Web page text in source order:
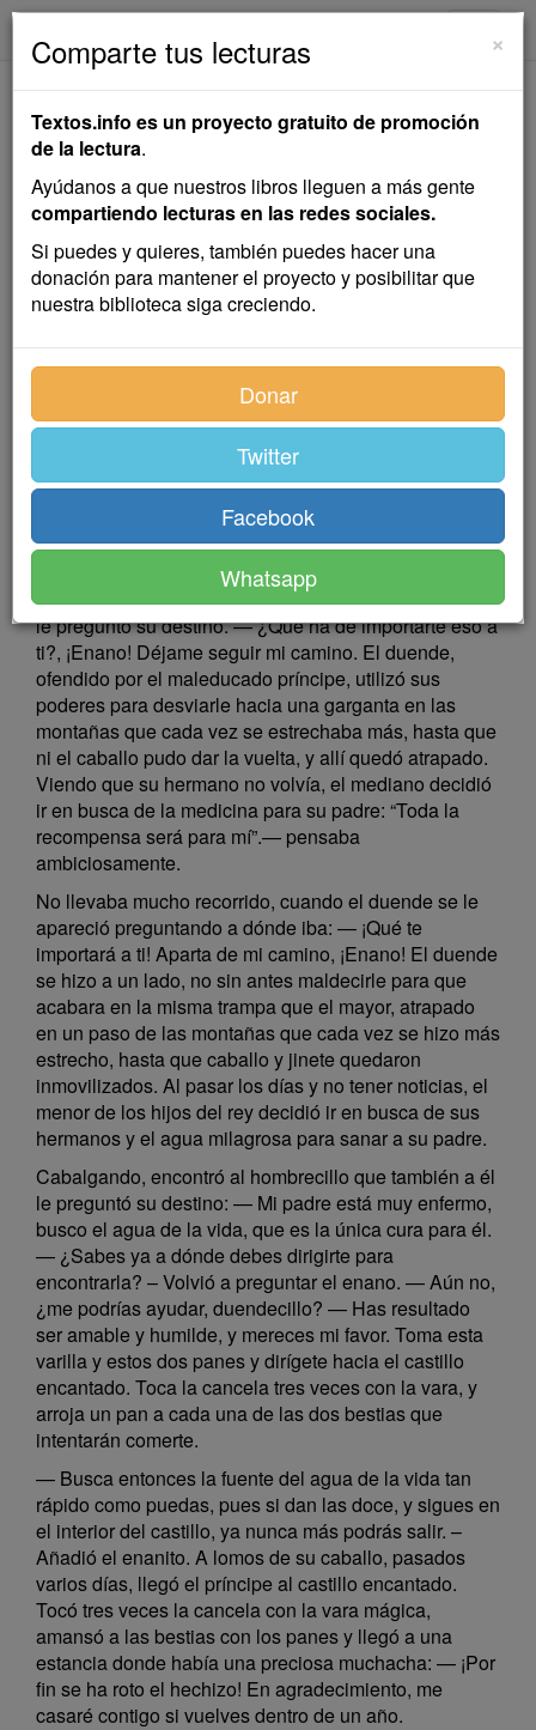
El Agua de la Vida
Hermanos Grimm
Cuento infantil
Hubo una vez un rey que enfermó gravemente. No
había nada que le aliviara ni calmara su dolor.
Después de mucho deliberar, los sabios decidieron
que sólo podría curarle el agua de la vida, tan difícil de
encontrar que no se conocía a nadie que lo hubiera
logrado. Este rey tenía tres hijos, el mayor de los
cuales decidió partir en busca de la exótica medicina.
— Sin duda, si logro que mejore, mi padre me
premiará generosamente. — Pensaba, pues le
En su camino encontró a un pequeño hombrecillo que
le preguntó su destino. — ¿Qué ha de importarte eso a
ti?, ¡Enano! Déjame seguir mi camino. El duende,
ofendido por el maleducado príncipe, utilizó sus
poderes para desviarle hacia una garganta en las
montañas que cada vez se estrechaba más, hasta que
ni el caballo pudo dar la vuelta, y allí quedó atrapado.
Viendo que su hermano no volvía, el mediano decidió
ir en busca de la medicina para su padre: “Toda la
recompensa será para mí”.— pensaba
ambiciosamente.
No llevaba mucho recorrido, cuando el duende se le
apareció preguntando a dónde iba: — ¡Qué te
importará a ti! Aparta de mi camino, ¡Enano! El duende
se hizo a un lado, no sin antes maldecirle para que
acabara en la misma trampa que el mayor, atrapado
en un paso de las montañas que cada vez se hizo más
estrecho, hasta que caballo y jinete quedaron
inmovilizados. Al pasar los días y no tener noticias, el
menor de los hijos del rey decidió ir en busca de sus
hermanos y el agua milagrosa para sanar a su padre.
Cabalgando, encontró al hombrecillo que también a él
le preguntó su destino: — Mi padre está muy enfermo,
busco el agua de la vida, que es la única cura para él.
— ¿Sabes ya a dónde debes dirigirte para
encontrarla? – Volvió a preguntar el enano. — Aún no,
¿me podrías ayudar, duendecillo? — Has resultado
ser amable y humilde, y mereces mi favor. Toma esta
varilla y estos dos panes y dirígete hacia el castillo
encantado. Toca la cancela tres veces con la vara, y
arroja un pan a cada una de las dos bestias que
intentarán comerte.
— Busca entonces la fuente del agua de la vida tan
rápido como puedas, pues si dan las doce, y sigues en
el interior del castillo, ya nunca más podrás salir. –
Añadió el enanito. A lomos de su caballo, pasados
varios días, llegó el príncipe al castillo encantado.
Tocó tres veces la cancela con la vara mágica,
amansó a las bestias con los panes y llegó a una
estancia donde había una preciosa muchacha: — ¡Por
fin se ha roto el hechizo! En agradecimiento, me
casaré contigo si vuelves dentro de un año.
×
Comparte tus lecturas
Textos.info es un proyecto gratuito de promoción
de la lectura.
Ayúdanos a que nuestros libros lleguen a más gente
compartiendo lecturas en las redes sociales.
Si puedes y quieres, también puedes hacer una
donación para mantener el proyecto y posibilitar que
nuestra biblioteca siga creciendo.
Donar
Twitter
Facebook
Whatsapp